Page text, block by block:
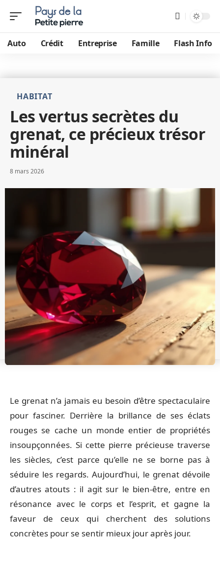
Auto Crédit Entreprise Famille Flash Info
HABITAT
Les vertus secrètes du
grenat, ce précieux trésor
minéral
8 mars 2026
Le grenat n’a jamais eu besoin d’être spectaculaire
pour fasciner. Derrière la brillance de ses éclats
rouges se cache un monde entier de propriétés
insoupçonnées. Si cette pierre précieuse traverse
les siècles, c’est parce qu’elle ne se borne pas à
séduire les regards. Aujourd’hui, le grenat dévoile
d’autres atouts : il agit sur le bien-être, entre en
résonance avec le corps et l’esprit, et gagne la
faveur de ceux qui cherchent des solutions
concrètes pour se sentir mieux jour après jour.